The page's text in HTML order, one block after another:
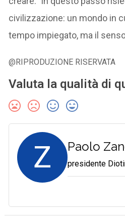
civilizzazione: un mondo in
tempo impiegato, ma il
@RIPRODUZIONE RISERVATA
Valuta la qualità di
Z Paolo
presidente